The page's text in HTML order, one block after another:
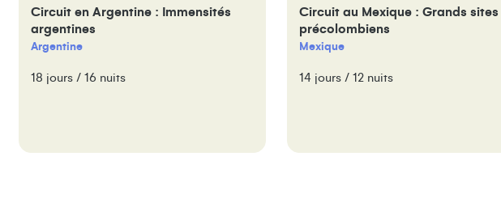
Circuit en Argentine : Immensités
argentines
Argentine
18 jours / 16 nuits
Circuit au Mexique : Grands sites
précolombiens
Mexique
14 jours / 12 nuits